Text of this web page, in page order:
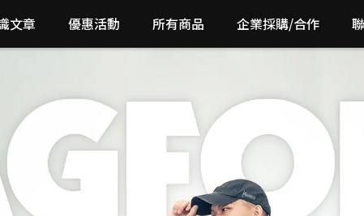
文章 優惠活動 所有商品 企業採購/合作